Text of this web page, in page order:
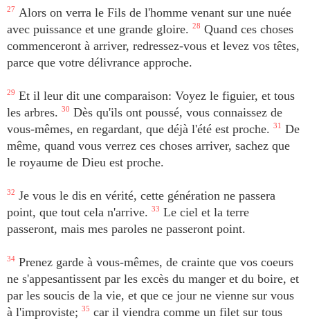
27 Alors on verra le Fils de l'homme venant sur une nuée
avec puissance et une grande gloire. 28 Quand ces choses
commenceront à arriver, redressez-vous et levez vos têtes,
parce que votre délivrance approche.
29 Et il leur dit une comparaison: Voyez le figuier, et tous
les arbres. 30 Dès qu'ils ont poussé, vous connaissez de
vous-mêmes, en regardant, que déjà l'été est proche. 31
De
même, quand vous verrez ces choses arriver, sachez que
le royaume de Dieu est proche.
32 Je vous le dis en vérité, cette génération ne passera
point, que tout cela n'arrive. 33 Le ciel et la terre
passeront, mais mes paroles ne passeront point.
34 Prenez garde à vous-mêmes, de crainte que vos coeurs
ne s'appesantissent par les excès du manger et du boire, et
par les soucis de la vie, et que ce jour ne vienne sur vous
à l'improviste; 35 car il viendra comme un filet sur tous